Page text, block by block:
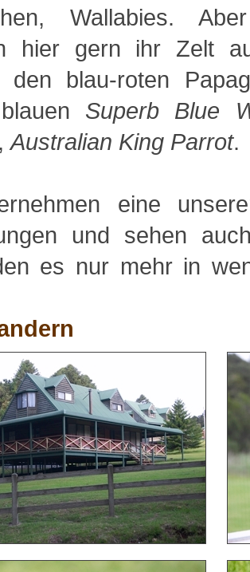
Wallabies.
hier gern ihr Zelt
den blau-roten
Superb Blue
Australian King Parrot.
eine
und sehen
es nur mehr in